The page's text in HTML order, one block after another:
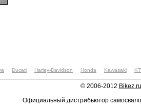
Ducati Harley-Davidson Honda Kawasaki
© 2006-2012 Bikez.ru
Официальный дистрибьютор